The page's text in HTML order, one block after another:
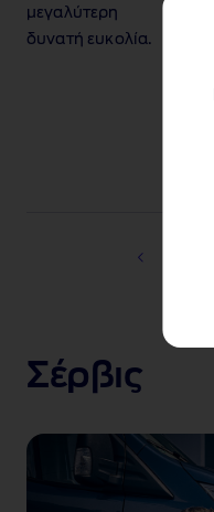
μεγαλύτερη
δυνατή ευκολία.
Σέρβις